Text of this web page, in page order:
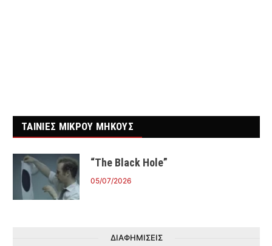
ΤΑΙΝΙΕΣ ΜΙΚΡΟΥ ΜΗΚΟΥΣ
“The Black Hole”
05/07/2026
ΔΙΑΦΗΜΙΣΕΙΣ